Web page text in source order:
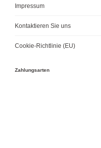
Impressum
Kontaktieren Sie uns
Cookie-Richtlinie (EU)
Zahlungsarten